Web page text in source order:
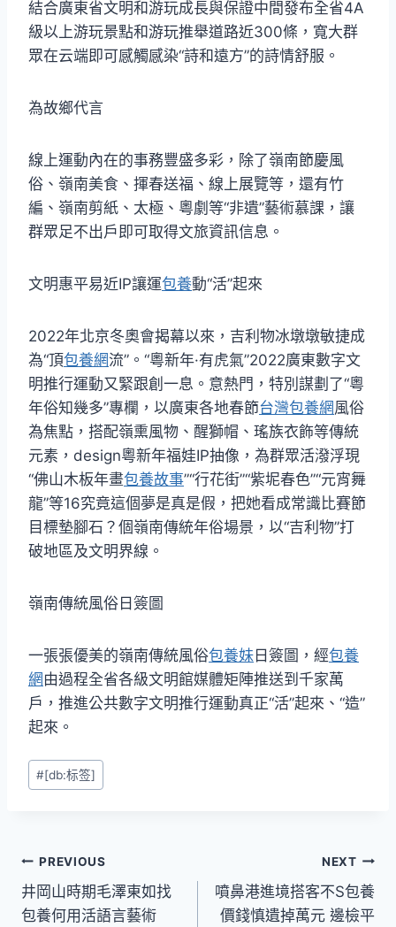
結合廣東省文明和游玩成長與保證中間發布全省4A
級以上游玩景點和游玩推舉道路近300條，寬大群
眾在云端即可感觸感染“詩和遠方”的詩情舒服。
為故鄉代言
線上運動內在的事務豐盛多彩，除了嶺南節慶風
俗、嶺南美食、揮春送福、線上展覽等，還有竹
編、嶺南剪紙、太極、粵劇等“非遺”藝術慕課，讓
群眾足不出戶即可取得文旅資訊信息。
文明惠平易近IP讓運包養動“活”起來
2022年北京冬奧會揭幕以來，吉利物冰墩墩敏捷成
為“頂包養網流”。“粵新年·有虎氣”2022廣東數字文
明推行運動又緊跟創一息。意熱門，特別謀劃了“粵
年俗知幾多”專欄，以廣東各地春節台灣包養網風俗
為焦點，搭配嶺熏風物、醒獅帽、瑤族衣飾等傳統
元素，design粵新年福娃IP抽像，為群眾活潑浮現
“佛山木板年畫包養故事”“行花街”“紫坭春色”“元宵舞
龍”等16究竟這個夢是真是假，把她看成常識比賽節
目標墊腳石？個嶺南傳統年俗場景，以“吉利物”打
破地區及文明界線。
嶺南傳統風俗日簽圖
一張張優美的嶺南傳統風俗包養妹日簽圖，經包養
網 由過程全省各級文明館媒體矩陣推送到千家萬
戶，推進公共數字文明推行運動真正“活”起來、“造”
起來。
Post
Tags:
#[db:标签]
文
章
PREVIOUS
井岡山時期毛澤東如找
包養何用活語言藝術
NEXT
噴鼻港進境搭客不S包養
價錢慎遺掉萬元 邊檢平